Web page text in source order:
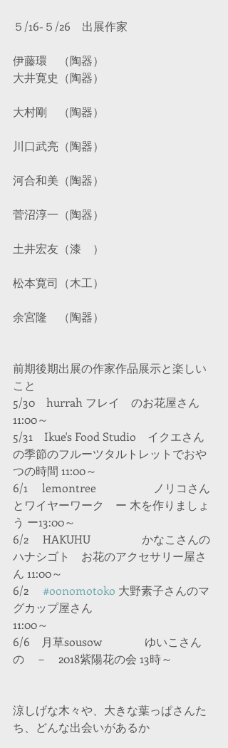
５/16-５/26　出展作家
伊藤環　（陶器）
大井寛史（陶器）
大村剛　（陶器）
川口武亮（陶器）
河合和美（陶器）
菅沼淳一（陶器）
土井宏友（漆　）
松本寛司（木工）
余宮隆　（陶器）
前期後期出展の作家作品展示と楽しい
こと
5/30　hurrah フレイ　のお花屋さん
11:00～
5/31　Ikue's Food Studio　イクエさん
の季節のフルーツタルトレットでおや
つの時間 11:00～
6/1　 lemontree　　　　　ノリコさん
とワイヤーワーク　ー 木を作りましょ
う ー13:00～
6/2　 HAKUHU 　　　　 かなこさんの
ハナシゴト　お花のアクセサリー屋さ
ん 11:00～
6/2 #oonomotoko 大野素子さんのマ
グカップ屋さん
11:00～
6/6　月草sousow 　 　　 ゆいこさん
の　－　2018紫陽花の会 13時～
涼しげな木々や、大きな葉っぱさんた
ち、どんな出会いがあるか